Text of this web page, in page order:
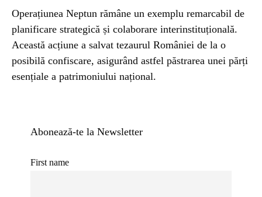
Operațiunea Neptun rămâne un exemplu remarcabil de
planificare strategică și colaborare interinstituțională.
Această acțiune a salvat tezaurul României de la o
posibilă confiscare, asigurând astfel păstrarea unei părți
esențiale a patrimoniului național.
Abonează-te la Newsletter
First name